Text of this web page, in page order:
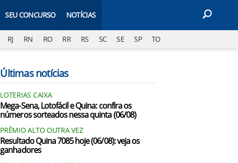
SEU CONCURSO NOTÍCIAS
RJ RN RO RR RS SC SE SP TO
Últimas notícias
LOTERIAS CAIXA
Mega-Sena, Lotofácil e Quina: confira os
números sorteados nessa quinta (06/08)
PRÊMIO ALTO OUTRA VEZ
Resultado Quina 7085 hoje (06/08): veja os
ganhadores